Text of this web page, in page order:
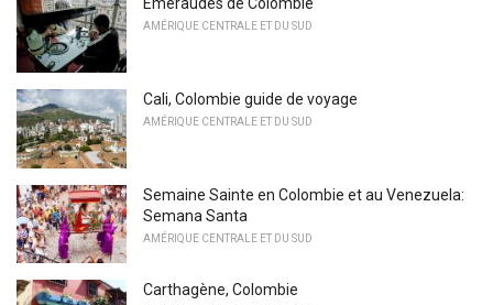
Émeraudes de Colombie
AMÉRIQUE CENTRALE ET DU SUD
Cali, Colombie guide de voyage
AMÉRIQUE CENTRALE ET DU SUD
Semaine Sainte en Colombie et au Venezuela:
Semana Santa
AMÉRIQUE CENTRALE ET DU SUD
Carthagène, Colombie